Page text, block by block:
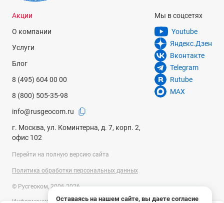
Оставаясь на нашем сайте, вы даете согласие
Акции
О компании
Услуги
Блог
8 (495) 604 00 00
8 (800) 505-35-98
info@rusgeocom.ru
г. Москва, ул. Коминтерна, д. 7, корп. 2,
офис 102
Мы в соцсетях
Youtube
Яндекс.Дзен
Вконтакте
Telegram
Rutube
MAX
Перейти на полную версию сайта
Политика обработки персональных данных
© Русгеоком, 2006-2026
Информация на сайте носит справочный характер и не является